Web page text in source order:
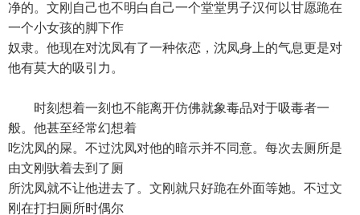
净的。文刚自己也不明白自己一个堂堂男子汉何以甘愿跪在
一个小女孩的脚下作
奴隶。他现在对沈凤有了一种依恋，沈凤身上的气息更是对
他有莫大的吸引力。
时刻想着一刻也不能离开仿佛就象毒品对于吸毒者一
般。他甚至经常幻想着
吃沈凤的屎。不过沈凤对他的暗示并不同意。每次去厕所是
由文刚驮着去到了厕
所沈凤就不让他进去了。文刚就只好跪在外面等她。不过文
刚在打扫厕所时偶尔